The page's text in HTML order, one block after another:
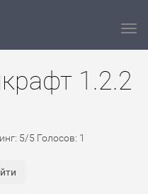
1.2.2
5/5 Голосов: 1